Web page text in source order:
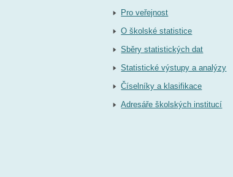
Pro veřejnost
O školské statistice
Sběry statistických dat
Statistické výstupy a analýzy
Číselníky a klasifikace
Adresáře školských institucí